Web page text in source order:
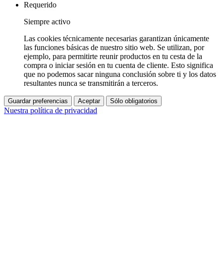
Requerido
Siempre activo
Las cookies técnicamente necesarias garantizan únicamente
las funciones básicas de nuestro sitio web. Se utilizan, por
ejemplo, para permitirte reunir productos en tu cesta de la
compra o iniciar sesión en tu cuenta de cliente. Esto significa
que no podemos sacar ninguna conclusión sobre ti y los datos
resultantes nunca se transmitirán a terceros.
Guardar preferencias Aceptar Sólo obligatorios
Nuestra política de privacidad